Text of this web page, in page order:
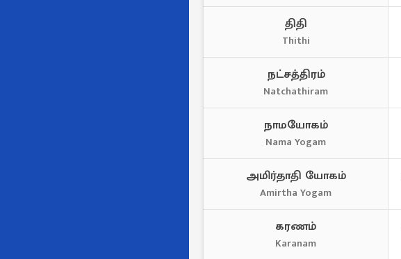
திதி
Thithi
நட்சத்திரம்
Natchathiram
நாமயோகம்
Nama Yogam
அமிர்தாதி யோகம்
Amirtha Yogam
கரணம்
Karanam